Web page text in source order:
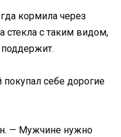
кормила через
стекла с таким видом,
себе дорогие
— Мужчине нужно